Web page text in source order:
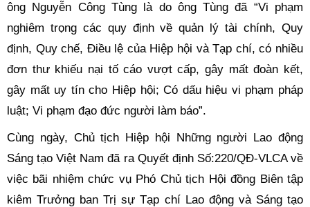
ông Nguyễn Công Tùng là do ông Tùng đã “Vi phạm
nghiêm trọng các quy định về quản lý tài chính, Quy
định, Quy chế, Điều lệ của Hiệp hội và Tạp chí, có nhiều
đơn thư khiếu nại tố cáo vượt cấp, gây mất đoàn kết,
gây mất uy tín cho Hiệp hội; Có dấu hiệu vi phạm pháp
luật; Vi phạm đạo đức người làm báo”.
Cùng ngày, Chủ tịch Hiệp hội Những người Lao động
Sáng tạo Việt Nam đã ra Quyết định Số:220/QĐ-VLCA về
việc bãi nhiệm chức vụ Phó Chủ tịch Hội đồng Biên tập
kiêm Trưởng ban Trị sự Tạp chí Lao động và Sáng tạo